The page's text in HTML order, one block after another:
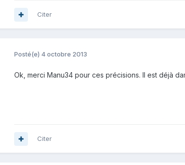
Citer
Posté(e) 4 octobre 2013
Ok, merci Manu34 pour ces précisions. Il est déjà
Citer